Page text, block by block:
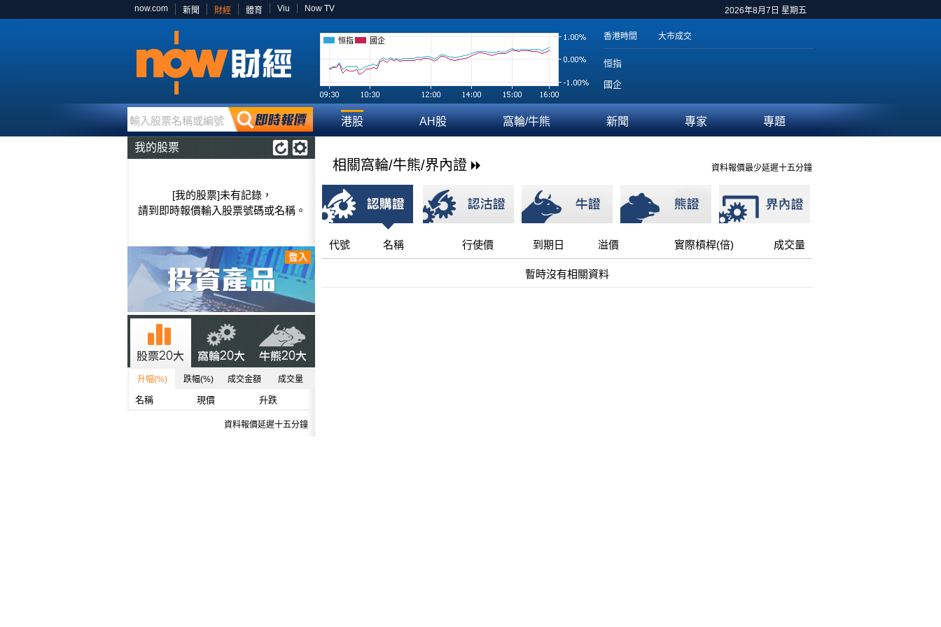
2026年8月7日 星期五
now.com 新聞 財經 體育 Viu Now TV
恒指 國企 香港時間 大市成交
恒指
國企
輸入股票名稱或編號 港股 AH股 窩輪/牛熊 新聞 專家 專題
我的股票
[我的股票]未有記錄，
請到即時報價輸入股票號碼或名稱。
升幅(%) 跌幅(%) 成交金額 成交量
名稱 現價 升跌
資料報價延遲十五分鐘
資料報價最少延遲十五分鐘
相關窩輪/牛熊/界內證
代號 名稱 行使價 到期日 溢價 實際槓桿(倍) 成交量
暫時沒有相關資料